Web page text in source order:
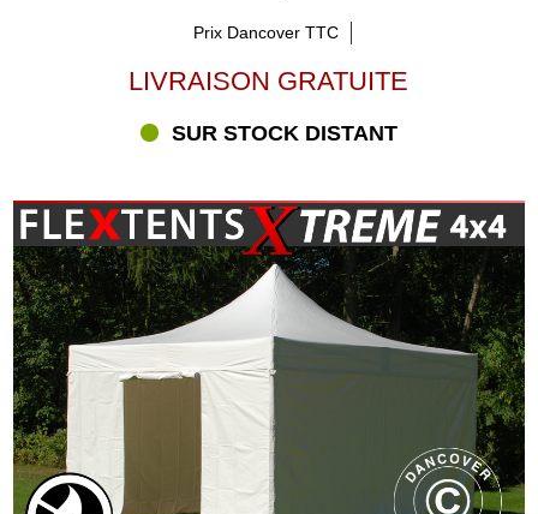
Prix Dancover TTC
LIVRAISON GRATUITE
SUR STOCK DISTANT